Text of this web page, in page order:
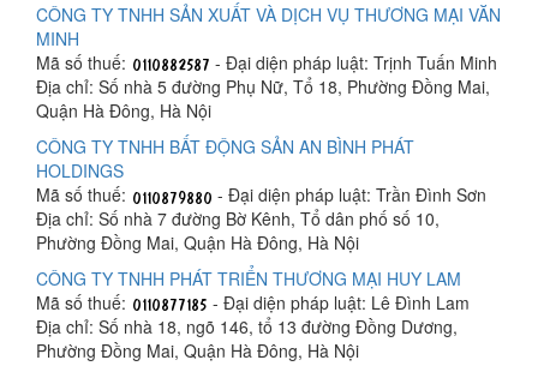
CÔNG TY TNHH SẢN XUẤT VÀ DỊCH VỤ THƯƠNG MẠI VĂN
MINH
Mã số thuế:
- Đại diện pháp luật: Trịnh Tuấn Minh
Địa chỉ: Số nhà 5 đường Phụ Nữ, Tổ 18, Phường Đồng Mai,
Quận Hà Đông, Hà Nội
CÔNG TY TNHH BẤT ĐỘNG SẢN AN BÌNH PHÁT
HOLDINGS
Mã số thuế:
- Đại diện pháp luật: Trần Đình Sơn
Địa chỉ: Số nhà 7 đường Bờ Kênh, Tổ dân phố số 10,
Phường Đồng Mai, Quận Hà Đông, Hà Nội
CÔNG TY TNHH PHÁT TRIỂN THƯƠNG MẠI HUY LAM
Mã số thuế:
- Đại diện pháp luật: Lê Đình Lam
Địa chỉ: Số nhà 18, ngõ 146, tổ 13 đường Đồng Dương,
Phường Đồng Mai, Quận Hà Đông, Hà Nội